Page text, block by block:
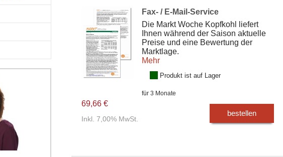
Fax- / E-Mail-Service
Die Markt Woche Kopfkohl liefert
Ihnen während der Saison aktuelle
Preise und eine Bewertung der
Marktlage.
Mehr
Produkt ist auf Lager
für 3 Monate
69,66 €
Inkl. 7,00% MwSt.
bestellen